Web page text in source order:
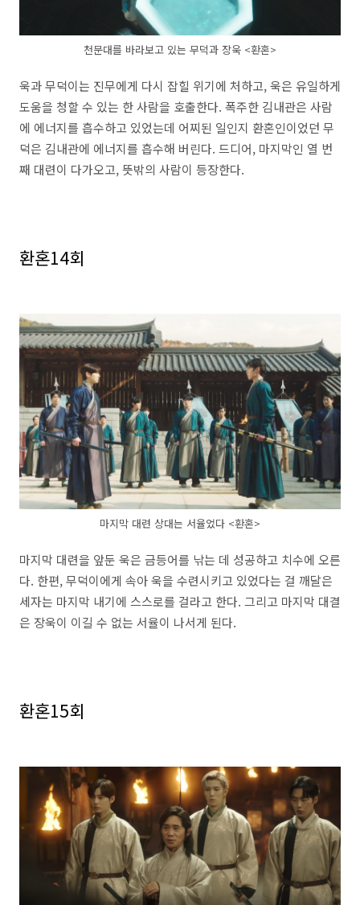
천문대를 바라보고 있는 무덕과 장욱 <환혼>
욱과 무덕이는 진무에게 다시 잡힐 위기에 처하고, 욱은 유일하게
도움을 청할 수 있는 한 사람을 호출한다. 폭주한 김내관은 사람
에 에너지를 흡수하고 있었는데 어찌된 일인지 환혼인이었던 무
덕은 김내관에 에너지를 흡수해 버린다. 드디어, 마지막인 열 번
째 대련이 다가오고, 뜻밖의 사람이 등장한다.
환혼14회
마지막 대련 상대는 서율었다 <환혼>
마지막 대련을 앞둔 욱은 금등어를 낚는 데 성공하고 치수에 오른
다. 한편, 무덕이에게 속아 욱을 수련시키고 있었다는 걸 깨달은
세자는 마지막 내기에 스스로를 걸라고 한다. 그리고 마지막 대결
은 장욱이 이길 수 없는 서율이 나서게 된다.
환혼15회